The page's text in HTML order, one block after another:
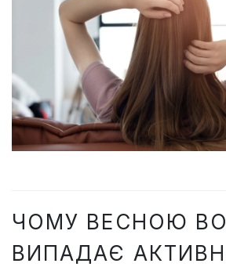
ЧОМУ ВЕСНОЮ
ВИПАДАЄ